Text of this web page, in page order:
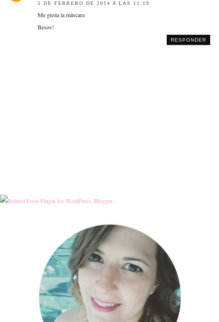
5 DE FEBRERO DE 2014 A LAS 11:19
Me gusta la máscara
Besos!
RESPONDER